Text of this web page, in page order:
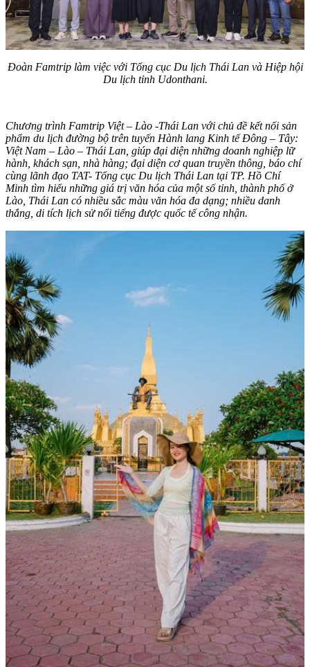
Đoàn Famtrip làm việc với Tổng cục Du lịch Thái Lan và Hiệp hội
Du lịch tỉnh Udonthani.
Chương trình Famtrip Việt – Lào -Thái Lan với chủ đề kết nối sản
phẩm du lịch đường bộ trên tuyến Hành lang Kinh tế Đông – Tây:
Việt Nam – Lào – Thái Lan, giúp đại diện những doanh nghiệp lữ
hành, khách sạn, nhà hàng; đại diện cơ quan truyền thông, báo chí
cùng lãnh đạo TAT- Tổng cục Du lịch Thái Lan tại TP. Hồ Chí
Minh tìm hiểu những giá trị văn hóa của một số tỉnh, thành phố ở
Lào, Thái Lan có nhiều sắc màu văn hóa đa dạng; nhiều danh
thắng, di tích lịch sử nổi tiếng được quốc tế công nhận.